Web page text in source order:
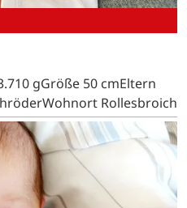
gGröße 50 cmEltern
Rollesbroich